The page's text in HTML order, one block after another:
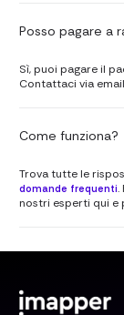
Posso pagare a
Sì, puoi pagare il
Contattaci via
Come funziona?
Trova tutte le
domande frequenti.
nostri esperti qui e